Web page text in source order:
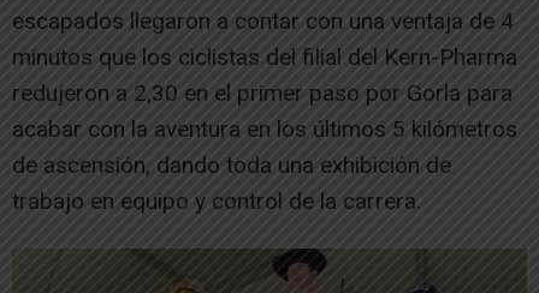
escapados llegaron a contar con una ventaja de 4
minutos que los ciclistas del filial del Kern-Pharma
redujeron a 2,30 en el primer paso por Gorla para
acabar con la aventura en los últimos 5 kilómetros
de ascensión, dando toda una exhibición de
trabajo en equipo y control de la carrera.